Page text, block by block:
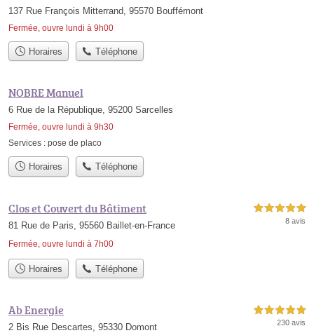
137 Rue François Mitterrand, 95570 Bouffémont
Fermée, ouvre lundi à 9h00
Horaires Téléphone
NOBRE Manuel
6 Rue de la République, 95200 Sarcelles
Fermée, ouvre lundi à 9h30
Services : pose de placo
Horaires Téléphone
Clos et Couvert du Bâtiment
81 Rue de Paris, 95560 Baillet-en-France
Fermée, ouvre lundi à 7h00
5,0 étoiles sur 5
8 avis
Horaires Téléphone
Ab Energie
2 Bis Rue Descartes, 95330 Domont
5,0 étoiles sur 5
230 avis